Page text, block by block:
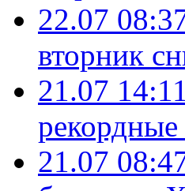
22.07
вторник
21.07 14:11
21.07